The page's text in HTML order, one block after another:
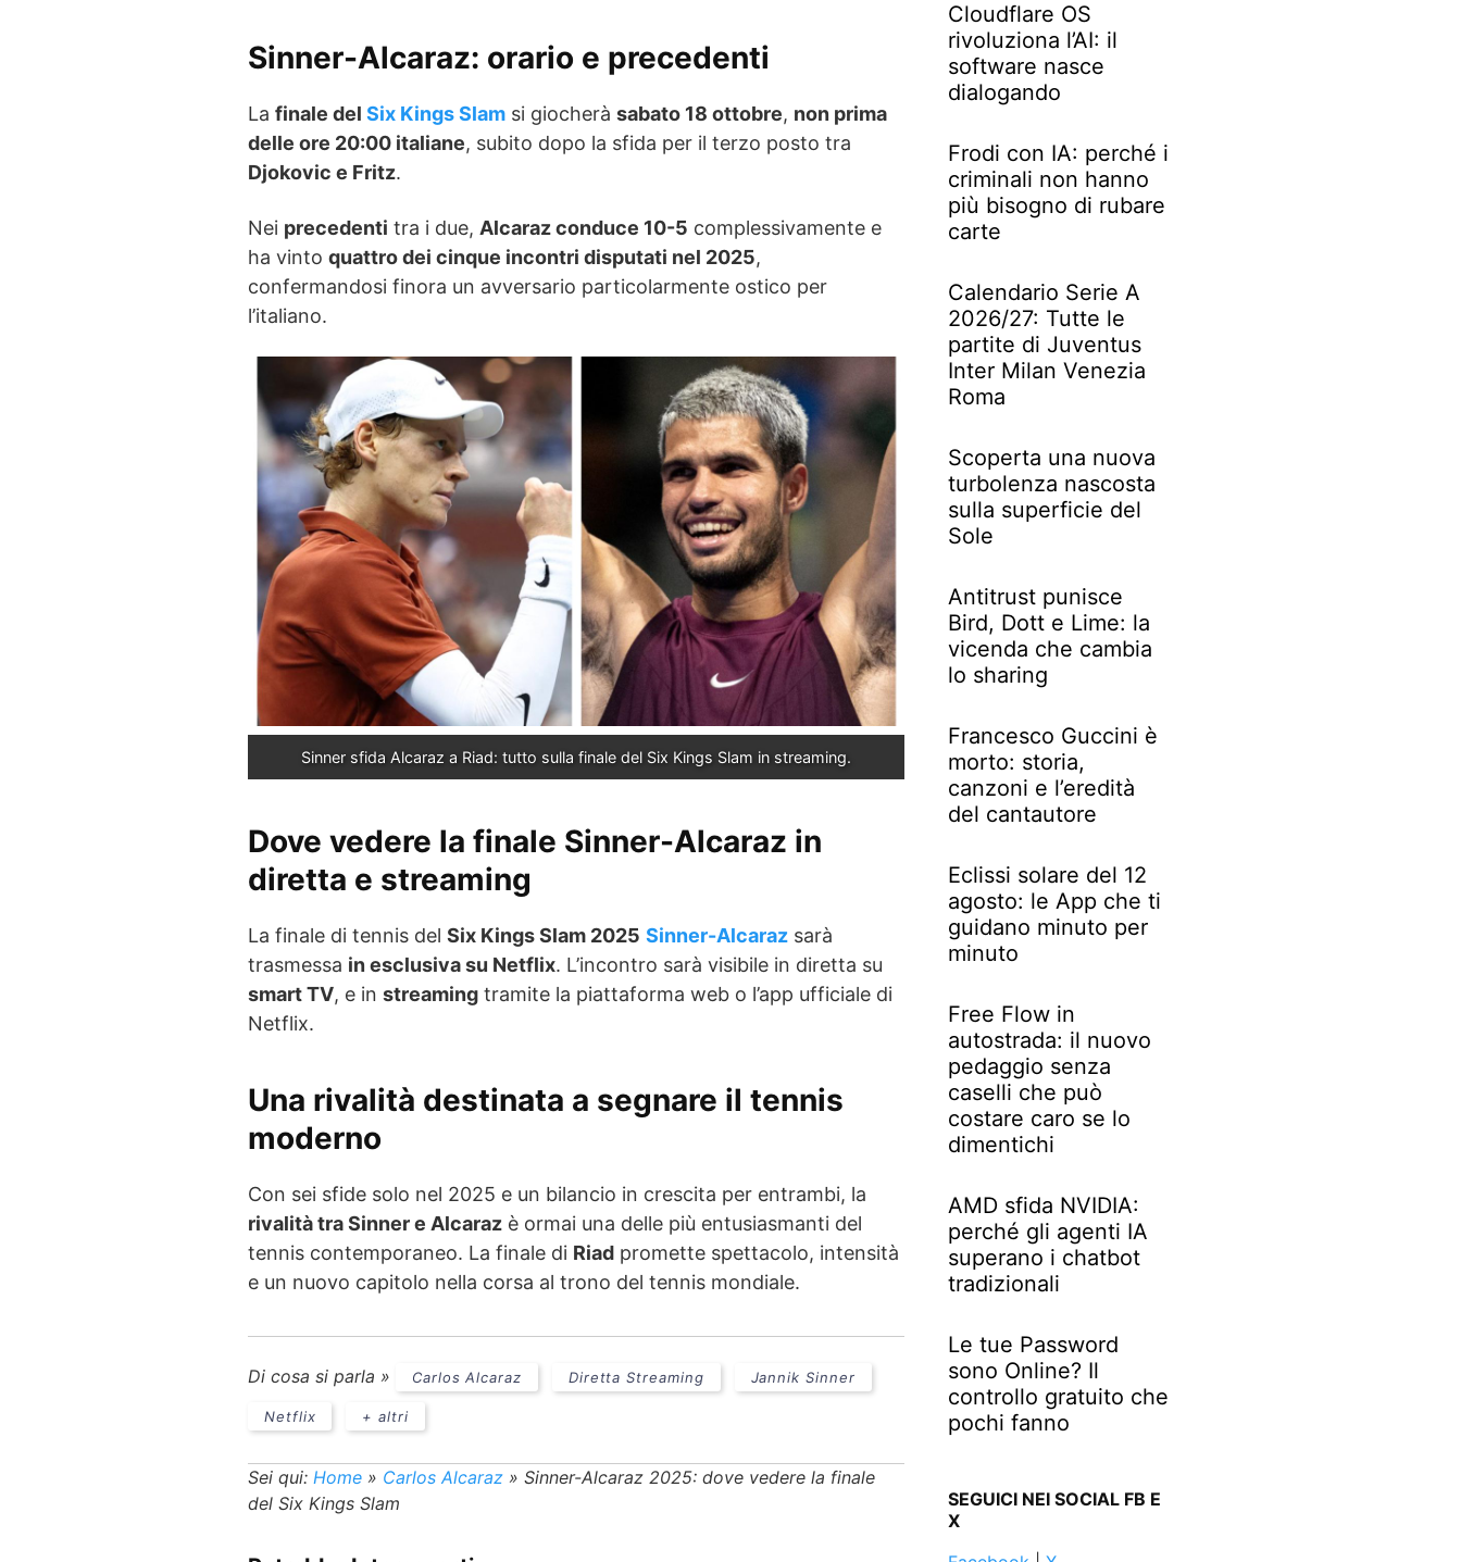
Sinner-Alcaraz: orario e precedenti
La finale del Six Kings Slam si giocherà sabato 18 ottobre, non prima
delle ore 20:00 italiane, subito dopo la sfida per il terzo posto tra
Djokovic e Fritz.
Nei precedenti tra i due, Alcaraz conduce 10-5 complessivamente e
ha vinto quattro dei cinque incontri disputati nel 2025,
confermandosi finora un avversario particolarmente ostico per
l’italiano.
Sinner sfida Alcaraz a Riad: tutto sulla finale del Six Kings Slam in streaming.
Dove vedere la finale Sinner-Alcaraz in
diretta e streaming
La finale di tennis del Six Kings Slam 2025 Sinner-Alcaraz sarà
trasmessa in esclusiva su Netflix. L’incontro sarà visibile in diretta su
smart TV, e in streaming tramite la piattaforma web o l’app ufficiale di
Netflix.
Una rivalità destinata a segnare il tennis
moderno
Con sei sfide solo nel 2025 e un bilancio in crescita per entrambi, la
rivalità tra Sinner e Alcaraz è ormai una delle più entusiasmanti del
tennis contemporaneo. La finale di Riad promette spettacolo, intensità
e un nuovo capitolo nella corsa al trono del tennis mondiale.
Di cosa si parla » Carlos Alcaraz Diretta Streaming Jannik Sinner
Netflix + altri
Sei qui: Home » Carlos Alcaraz » Sinner-Alcaraz 2025: dove vedere la finale
del Six Kings Slam
Cloudflare OS
rivoluziona l’AI: il
software nasce
dialogando
Frodi con IA: perché i
criminali non hanno
più bisogno di rubare
carte
Calendario Serie A
2026/27: Tutte le
partite di Juventus
Inter Milan Venezia
Roma
Scoperta una nuova
turbolenza nascosta
sulla superficie del
Sole
Antitrust punisce
Bird, Dott e Lime: la
vicenda che cambia
lo sharing
Francesco Guccini è
morto: storia,
canzoni e l’eredità
del cantautore
Eclissi solare del 12
agosto: le App che ti
guidano minuto per
minuto
Free Flow in
autostrada: il nuovo
pedaggio senza
caselli che può
costare caro se lo
dimentichi
AMD sfida NVIDIA:
perché gli agenti IA
superano i chatbot
tradizionali
Le tue Password
sono Online? Il
controllo gratuito che
pochi fanno
SEGUICI NEI SOCIAL FB E
X